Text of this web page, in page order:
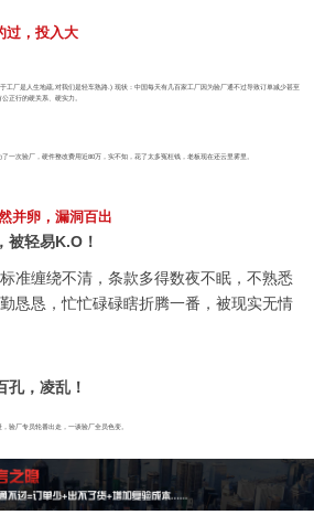
过，投入大
工厂是人生地疏,对我们是轻车熟路.) 现状：中国每天有几百家工厂因为验厂通不过导致订单减少甚至
正行的硬关系、硬实力。
一次验厂，硬件整改费用近80万，实不知，花了太多冤枉钱，老板现在还云里雾里。
并卵，漏洞百出
被轻易K.O！
准缠绕不清，条款多得数夜不眠，不熟悉
恳恳，忙忙碌碌瞎折腾一番，被现实无情
孔，凌乱！
验厂专员轮番出走，一谈验厂全员色变。